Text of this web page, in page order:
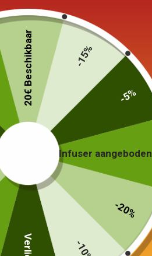
Infuser aangeboden
-20%
20€ Beschikbaar -15%
-5%